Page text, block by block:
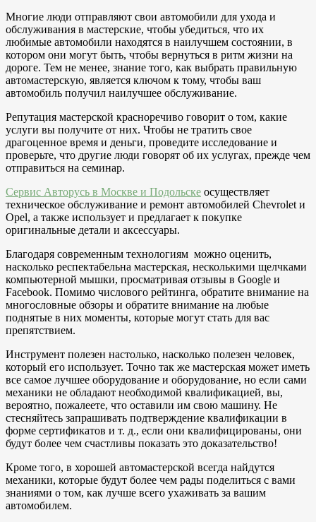
Многие люди отправляют свои автомобили для ухода и
обслуживания в мастерские, чтобы убедиться, что их
любимые автомобили находятся в наилучшем состоянии, в
котором они могут быть, чтобы вернуться в ритм жизни на
дороге. Тем не менее, знание того, как выбрать правильную
автомастерскую, является ключом к тому, чтобы ваш
автомобиль получил наилучшее обслуживание.
Репутация мастерской красноречиво говорит о том, какие
услуги вы получите от них. Чтобы не тратить свое
драгоценное время и деньги, проведите исследование и
проверьте, что другие люди говорят об их услугах, прежде чем
отправиться на семинар.
Сервис Авторусь в Москве и Подольске осуществляет
техническое обслуживание и ремонт автомобилей Chevrolet и
Opel, а также использует и предлагает к покупке
оригинальные детали и аксессуары.
Благодаря современным технологиям можно оценить,
насколько респектабельна мастерская, несколькими щелчками
компьютерной мышки, просматривая отзывы в Google и
Facebook. Помимо числового рейтинга, обратите внимание на
многословные обзоры и обратите внимание на любые
поднятые в них моменты, которые могут стать для вас
препятствием.
Инструмент полезен настолько, насколько полезен человек,
который его использует. Точно так же мастерская может иметь
все самое лучшее оборудование и оборудование, но если сами
механики не обладают необходимой квалификацией, вы,
вероятно, пожалеете, что оставили им свою машину. Не
стесняйтесь запрашивать подтверждение квалификации в
форме сертификатов и т. д., если они квалифицированы, они
будут более чем счастливы показать это доказательство!
Кроме того, в хорошей автомастерской всегда найдутся
механики, которые будут более чем рады поделиться с вами
знаниями о том, как лучше всего ухаживать за вашим
автомобилем.